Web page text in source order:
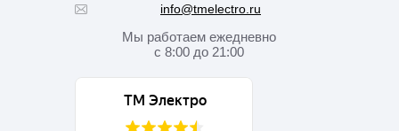
info@tmelectro.ru
Мы работаемежедневно
с 8:00 до 21:00